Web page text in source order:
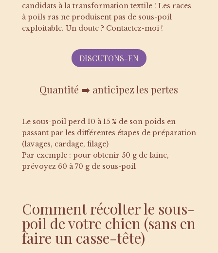
candidats à la transformation textile ! Les races
à poils ras ne produisent pas de sous-poil
exploitable. Un doute ? Contactez-moi !
DISCUTONS-EN
Quantité ➡️ anticipez les pertes
Le sous-poil perd 10 à 15 % de son poids en
passant par les différentes étapes de préparation
(lavages, cardage, filage)
Par exemple : pour obtenir 50 g de laine,
prévoyez 60 à 70 g de sous-poil
Comment récolter le sous-
poil de votre chien (sans en
faire un casse-tête)